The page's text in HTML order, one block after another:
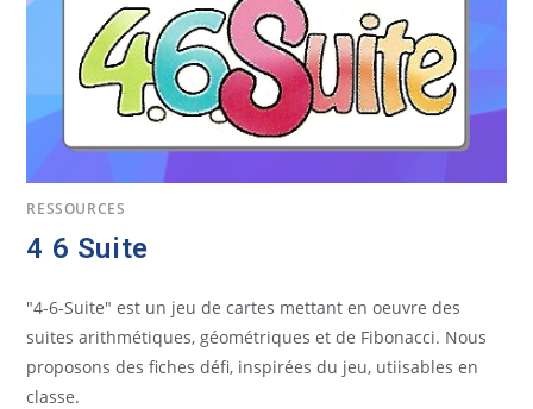
RESSOURCES
4 6 Suite
"4-6-Suite" est un jeu de cartes mettant en oeuvre des
suites arithmétiques, géométriques et de Fibonacci. Nous
proposons des fiches défi, inspirées du jeu, utiisables en
classe.